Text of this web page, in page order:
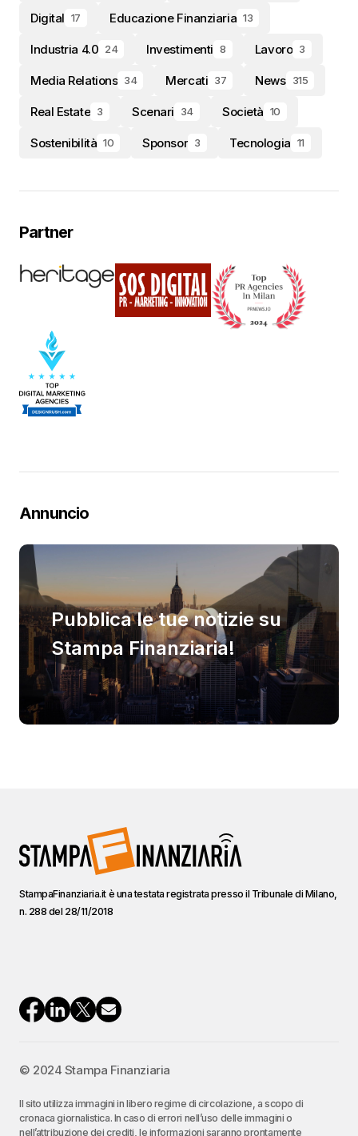
Digital 17 Educazione Finanziaria 13
Industria 4.0 24 Investimenti 8 Lavoro 3
Media Relations 34 Mercati 37 News 315
Real Estate 3 Scenari 34 Società 10
Sostenibilità 10 Sponsor 3 Tecnologia 11
Partner
Annuncio
Pubblica le tue notizie su
Stampa Finanziaria!
StampaFinanziaria.it è una testata registrata presso il Tribunale di Milano,
n. 288 del 28/11/2018
© 2024 Stampa Finanziaria
Il sito utilizza immagini in libero regime di circolazione, a scopo di
cronaca giornalistica. In caso di errori nell’uso delle immagini o
nell’attribuzione dei crediti, le informazioni saranno prontamente